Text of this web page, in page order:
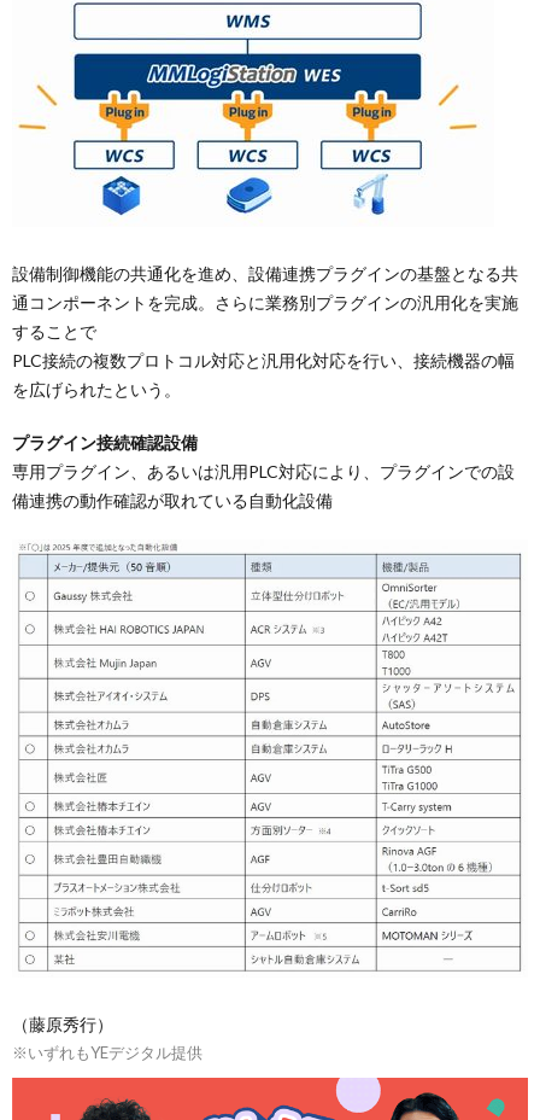
設備制御機能の共通化を進め、設備連携プラグインの基盤となる共
通コンポーネントを完成。さらに業務別プラグインの汎用化を実施
することで
PLC接続の複数プロトコル対応と汎用化対応を行い、接続機器の幅
を広げられたという。
プラグイン接続確認設備
専用プラグイン、あるいは汎用PLC対応により、プラグインでの設
備連携の動作確認が取れている自動化設備
（藤原秀行）
※いずれもYEデジタル提供